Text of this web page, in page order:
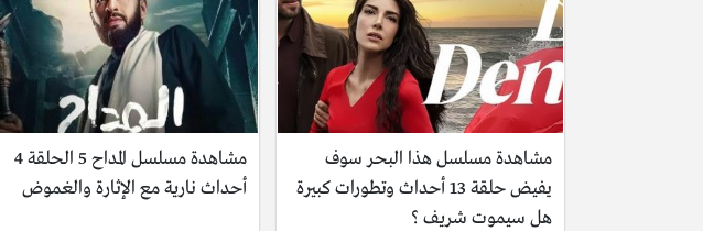
مشاهدة مسلسل هذا البحر سوف
يفيض حلقة 13 أحداث وتطورات كبيرة
هل سيموت شريف ؟
مشاهدة مسلسل المداح 5 الحلقة 4
أحداث نارية مع الإثارة والغموض